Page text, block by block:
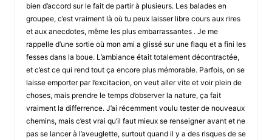
bien d’accord sur le fait de partir à plusieurs. Les balades en
groupee, c’est vraiment là où tu peux laisser libre cours aux rires
et aux anecdotes, même les plus embarrassantes . Je me
rappelle d’une sortie où mon ami a glissé sur une flaqu et a fini les
fesses dans la boue. L’ambiance était totalement décontractée,
et c’est ce qui rend tout ça encore plus mémorable. Parfois, on se
laisse emporter par l’excitacion, on veut aller vite et voir plein de
choses, mais prendre le temps d’observer la nature, ça fait
vraiment la differrence. J’ai récemment voulu tester de nouveaux
chemins, mais c’est vrai qu’il faut mieux se renseigner avant et ne
pas se lancer à l’aveuglette, surtout quand il y a des risques de se